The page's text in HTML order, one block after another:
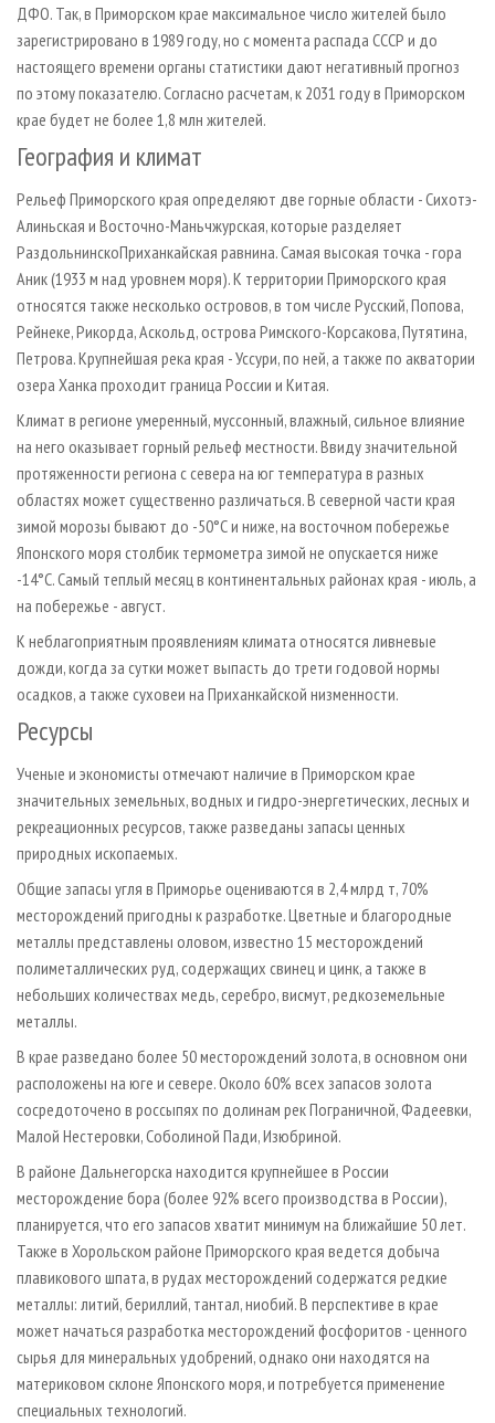
ДФО. Так, в Приморском крае максимальное число жителей было
зарегистрировано в 1989 году, но с момента распада СССР и до
настоящего времени органы статистики дают негативный прогноз
по этому показателю. Согласно расчетам, к 2031 году в Приморском
крае будет не более 1,8 млн жителей.
География и климат
Рельеф Приморского края определяют две горные области - Сихотэ­-
Алиньская и Восточно­-Маньчжурская, которые разделяет
Раздольнинско­Приханкайская равнина. Самая высокая точка - гора
Аник (1933 м над уровнем моря). К территории Приморского края
относятся также несколько островов, в том числе Русский, Попова,
Рейнеке, Рикорда, Аскольд, острова Римского­-Корсакова, Путятина,
Петрова. Крупнейшая река края - Уссури, по ней, а также по акватории
озера Ханка проходит граница России и Китая.
Климат в регионе умеренный, муссонный, влажный, сильное влияние
на него оказывает горный рельеф местности. Ввиду значительной
протяженности региона с севера на юг температура в разных
областях может существенно различаться. В северной части края
зимой морозы бывают до ­-50°С и ниже, на восточном побережье
Японского моря столбик термометра зимой не опускается ниже
­-14°С. Самый теплый месяц в континентальных районах края - июль, а
на побережье - август.
К неблагоприятным проявлениям климата относятся ливневые
дожди, когда за сутки может выпасть до трети годовой нормы
осадков, а также суховеи на Приханкайской низменности.
Ресурсы
Ученые и экономисты отмечают наличие в Приморском крае
значительных земельных, водных и гидро­-энергетических, лесных и
рекреационных ресурсов, также разведаны запасы ценных
природных ископаемых.
Общие запасы угля в Приморье оцениваются в 2,4 млрд т, 70%
месторождений пригодны к разработке. Цветные и благородные
металлы представлены оловом, известно 15 месторождений
полиметаллических руд, содержащих свинец и цинк, а также в
небольших количествах медь, серебро, висмут, редкоземельные
металлы.
В крае разведано более 50 месторождений золота, в основном они
расположены на юге и севере. Около 60% всех запасов золота
сосредоточено в россыпях по долинам рек Пограничной, Фадеевки,
Малой Нестеровки, Соболиной Пади, Изюбриной.
В районе Дальнегорска находится крупнейшее в России
месторождение бора (более 92% всего производства в России),
планируется, что его запасов хватит минимум на ближайшие 50 лет.
Также в Хорольском районе Приморского края ведется добыча
плавикового шпата, в рудах месторождений содержатся редкие
металлы: литий, бериллий, тантал, ниобий. В перспективе в крае
может начаться разработка месторождений фосфоритов - ценного
сырья для минеральных удобрений, однако они находятся на
материковом склоне Японского моря, и потребуется применение
специальных технологий.